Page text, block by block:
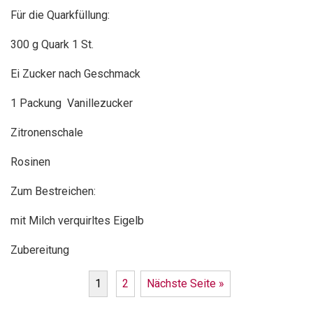
Für die Quarkfüllung:
300 g Quark 1 St.
Ei Zucker nach Geschmack
1 Packung Vanillezucker
Zitronenschale
Rosinen
Zum Bestreichen:
mit Milch verquirltes Eigelb
Zubereitung
1 2 Nächste Seite »